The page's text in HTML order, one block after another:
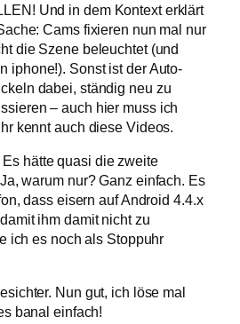
Und in dem Kontext erklärt
Cams fixieren nun mal nur
die Szene beleuchtet (und
iphone!). Sonst ist der Auto-
dabei, ständig neu zu
– auch hier muss ich
kennt auch diese Videos.
hätte quasi die zweite
warum nur? Ganz einfach. Es
dass eisern auf Android 4.4.x
ihm damit nicht zu
ich es noch als Stoppuhr
Nun gut, ich löse mal
banal einfach!